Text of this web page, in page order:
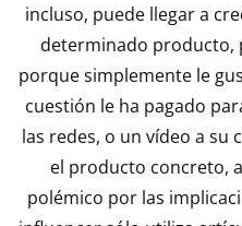
incluso, puede llegar a
determinado producto,
porque simplemente le
cuestión le ha pagado
las redes, o un vídeo a su
el producto concreto,
polémico por las